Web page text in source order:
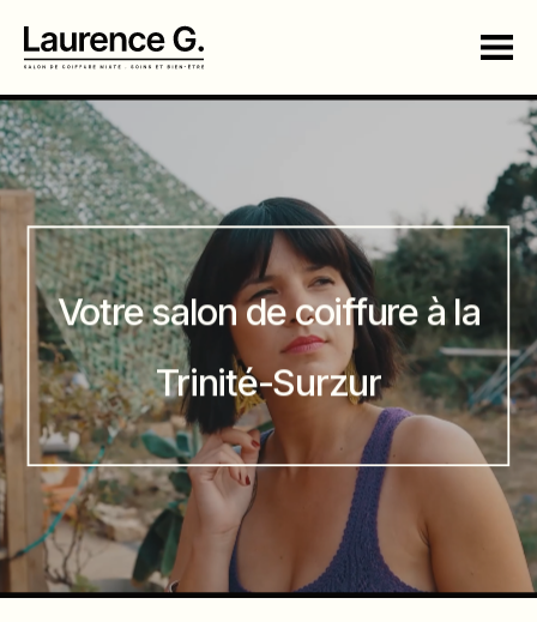
content
Votre salon de coiffure à la
Trinité-Surzur